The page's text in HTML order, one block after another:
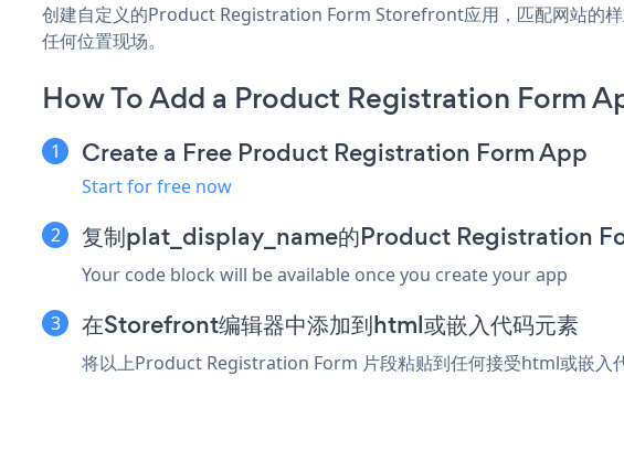
创建自定义的Product Registration Form Storefront应用，匹配网站的
任何位置现场。
How To Add a Product Registration Form
Create a Free Product Registration Form App
Start for free now
复制plat_display_name的Product Registration
Your code block will be available once you create your app
在Storefront编辑器中添加到html或嵌入代码元素
将以上Product Registration Form 片段粘贴到任何接受html或嵌